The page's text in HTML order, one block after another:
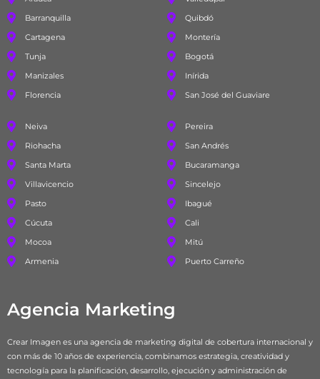
Barranquilla
Cartagena
Tunja
Manizales
Florencia
Quibdó
Montería
Bogotá
Inírida
San José del Guaviare
Neiva
Riohacha
Santa Marta
Villavicencio
Pasto
Cúcuta
Mocoa
Armenia
Pereira
San Andrés
Bucaramanga
Sincelejo
Ibagué
Cali
Mitú
Puerto Carreño
Agencia Marketing
Crear Imagen es una agencia de marketing digital de cobertura internacional y
con más de 10 años de experiencia, combinamos estrategia, creatividad y
tecnología para la planificación, desarrollo, ejecución y administración de